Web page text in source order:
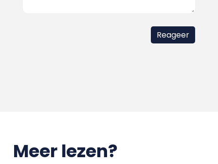
Meer lezen?